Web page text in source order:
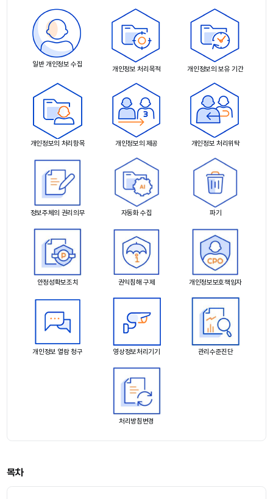
일반 개인정보 수집
개인정보 처리목적 개인정보의 보유 기간
개인정보의 처리항목 개인정보의 제공 개인정보 처리위탁
정보주체의 권리의무 자동화 수집 파기
안정성확보조치 권익침해 구제 개인정보보호책임자
개인정보 열람 청구 영상정보처리기기 관리수준진단
처리방침변경
목차